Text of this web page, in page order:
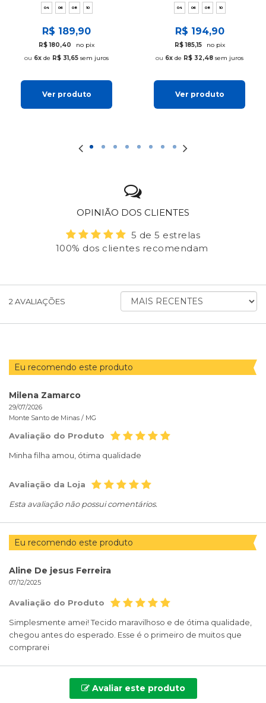
04 06 08 10
R$ 189,90
R$ 180,40
no pix
6x de R$ 31,65 sem juros
Ver produto
04 06 08 10
R$ 194,90
R$ 185,15
no pix
6x de R$ 32,48 sem juros
Ver produto
OPINIÃO DOS CLIENTES
5 de 5 estrelas
100% dos clientes recomendam
2AVALIAÇÕES
ORDENAR
AVALIAÇÕES
Eu recomendo este produto
Milena Zamarco
29/07/2026
Monte Santo de Minas / MG
Avaliação do Produto
Minha filha amou, ótima qualidade
Avaliação da Loja
Esta avaliação não possui comentários.
Eu recomendo este produto
Aline De jesus Ferreira
07/12/2025
Avaliação do Produto
Simplesmente amei! Tecido maravilhoso e de ótima qualidade,
chegou antes do esperado. Esse é o primeiro de muitos que
comprarei
Avaliar este produto